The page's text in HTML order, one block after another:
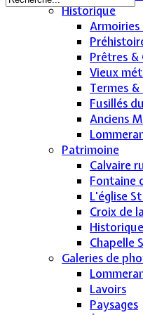
Historique
Prêtres &
Vieux
Termes
Fusillés
Anciens
Patrimoine
Calvaire
Fontaine
L'église
Croix de
Chapelle
Galeries de
Lavoirs
Paysages